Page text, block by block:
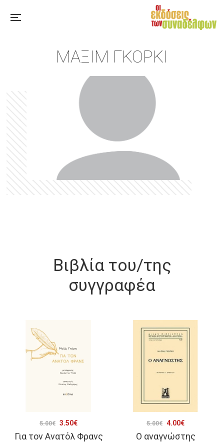
ΜΑΞΊΜ ΓΚΌΡΚΙ
Βιβλία του/της
συγγραφέα
Για τον Ανατόλ Φρανς
5.00€ Original
price
3.50€Η
τρέχουσα
Ο αναγνώστης
5.00€ Original
price
4.00€Η
τρέχουσα